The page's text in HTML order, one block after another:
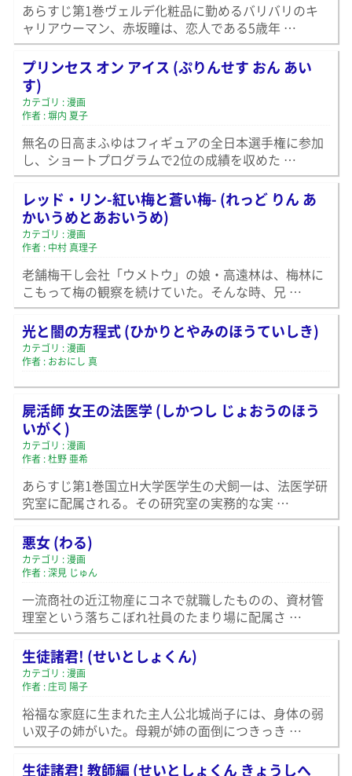
あらすじ第1巻ヴェルデ化粧品に勤めるバリバリのキ
ャリアウーマン、赤坂瞳は、恋人である5歳年 …
プリンセス オン アイス (ぷりんせす おん あい
す)
カテゴリ : 漫画
作者 : 塀内 夏子
無名の日高まふゆはフィギュアの全日本選手権に参加
し、ショートプログラムで2位の成績を収めた …
レッド・リン-紅い梅と蒼い梅- (れっど りん あ
かいうめとあおいうめ)
カテゴリ : 漫画
作者 : 中村 真理子
老舗梅干し会社「ウメトウ」の娘・高遠林は、梅林に
こもって梅の観察を続けていた。そんな時、兄 …
光と闇の方程式 (ひかりとやみのほうていしき)
カテゴリ : 漫画
作者 : おおにし 真
屍活師 女王の法医学 (しかつし じょおうのほう
いがく)
カテゴリ : 漫画
作者 : 杜野 亜希
あらすじ第1巻国立H大学医学生の犬飼一は、法医学研
究室に配属される。その研究室の実務的な実 …
悪女 (わる)
カテゴリ : 漫画
作者 : 深見 じゅん
一流商社の近江物産にコネで就職したものの、資材管
理室という落ちこぼれ社員のたまり場に配属さ …
生徒諸君! (せいとしょくん)
カテゴリ : 漫画
作者 : 庄司 陽子
裕福な家庭に生まれた主人公北城尚子には、身体の弱
い双子の姉がいた。母親が姉の面倒につきっき …
生徒諸君! 教師編 (せいとしょくん きょうしへ